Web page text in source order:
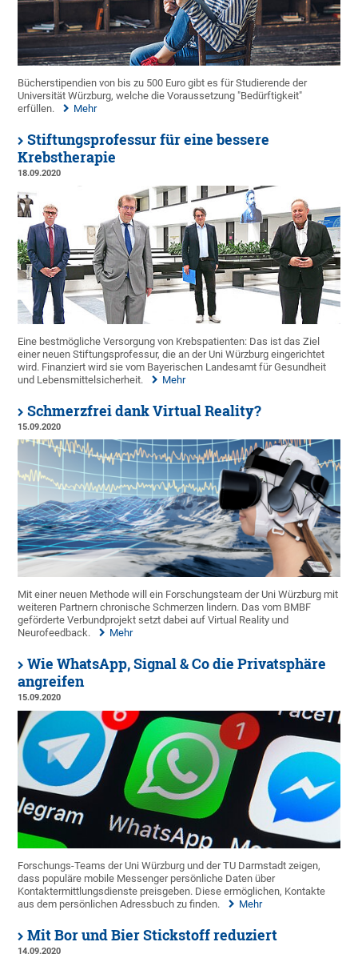
Bücherstipendien von bis zu 500 Euro gibt es für Studierende der
Universität Würzburg, welche die Voraussetzung "Bedürftigkeit"
erfüllen.
Mehr
Stiftungsprofessur für eine bessere
Krebstherapie
18.09.2020
Eine bestmögliche Versorgung von Krebspatienten: Das ist das Ziel
einer neuen Stiftungsprofessur, die an der Uni Würzburg eingerichtet
wird. Finanziert wird sie vom Bayerischen Landesamt für Gesundheit
und Lebensmittelsicherheit.
Mehr
Schmerzfrei dank Virtual Reality?
15.09.2020
Mit einer neuen Methode will ein Forschungsteam der Uni Würzburg mit
weiteren Partnern chronische Schmerzen lindern. Das vom BMBF
geförderte Verbundprojekt setzt dabei auf Virtual Reality und
Neurofeedback.
Mehr
Wie WhatsApp, Signal & Co die Privatsphäre
angreifen
15.09.2020
Forschungs-Teams der Uni Würzburg und der TU Darmstadt zeigen,
dass populäre mobile Messenger persönliche Daten über
Kontaktermittlungsdienste preisgeben. Diese ermöglichen, Kontakte
aus dem persönlichen Adressbuch zu finden.
Mehr
Mit Bor und Bier Stickstoff reduziert
14.09.2020